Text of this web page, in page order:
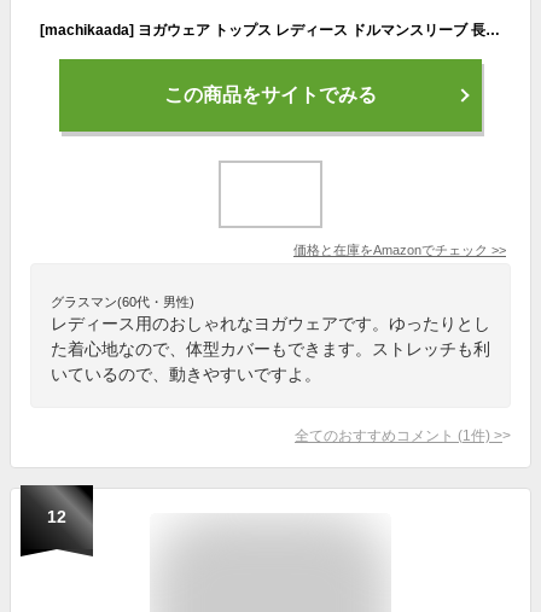
[machikaada] ヨガウェア トップス レディース ドルマンスリーブ 長袖 ロング丈 ６色 ホットヨガ フィットネスウェア スポーツウェア ロング 体型カバー ヨガ yoga 丈長 ストレッチ ピラティス おしゃれ かわいい お洒落 可愛い (パープル)
この商品をサイトでみる
価格と在庫をAmazonでチェック >>
グラスマン(60代・男性)
レディース用のおしゃれなヨガウェアです。ゆったりとし
た着心地なので、体型カバーもできます。ストレッチも利
いているので、動きやすいですよ。
全てのおすすめコメント (1 件) >
12